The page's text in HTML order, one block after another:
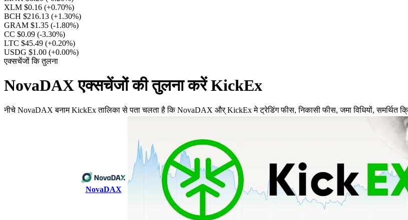
XLM $0.16 (+0.70%)
BCH $216.13 (+1.30%)
GRAM $1.35 (-1.80%)
CC $0.09 (-3.30%)
LTC $45.49 (+0.20%)
USDG $1.00 (+0.00%)
एक्सचेंजों कि तुलना
NovaDAX एक्सचेंजों की तुलना करें KickEx
नीचे NovaDAX बनाम KickEx तालिका से पता चलता है कि NovaDAX और् KickEx मे ट्रेडिंग फीस, निकासी फीस, जमा विधियों, समर्थित
NovaDAX